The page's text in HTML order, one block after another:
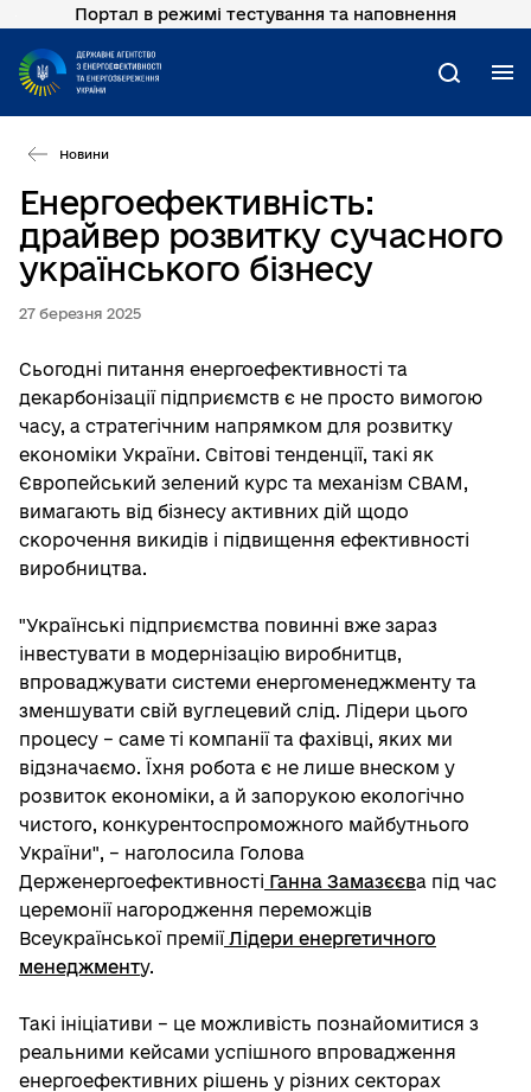
Перейти
основного
вмісту
Портал в режимі тестування та наповнення
Пошук
Новини
Енергоефективність:
драйвер розвитку сучасного
українського бізнесу
27 березня 2025
Сьогодні питання енергоефективності та
декарбонізації підприємств є не просто вимогою
часу, а стратегічним напрямком для розвитку
економіки України. Світові тенденції, такі як
Європейський зелений курс та механізм CBAM,
вимагають від бізнесу активних дій щодо
скорочення викидів і підвищення ефективності
виробництва.
"Українські підприємства повинні вже зараз
інвестувати в модернізацію виробнитцв,
впроваджувати системи енергоменеджменту та
зменшувати свій вуглецевий слід. Лідери цього
процесу – саме ті компанії та фахівці, яких ми
відзначаємо. Їхня робота є не лише внеском у
розвиток економіки, а й запорукою екологічно
чистого, конкурентоспроможного майбутнього
України", – наголосила Голова
Держенергоефективності Ганна Замазєєва під час
церемонії нагородження переможців
Всеукраїнської преміїЛідери енергетичного
менеджменту.
Такі ініціативи – це можливість познайомитися з
реальними кейсами успішного впровадження
енергоефективних рішень у різних секторах